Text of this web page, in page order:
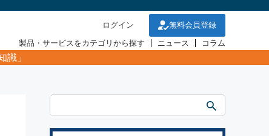
ログイン
無料会員登録
製品・サービスをカテゴリから探す
ニュース コラム
識」